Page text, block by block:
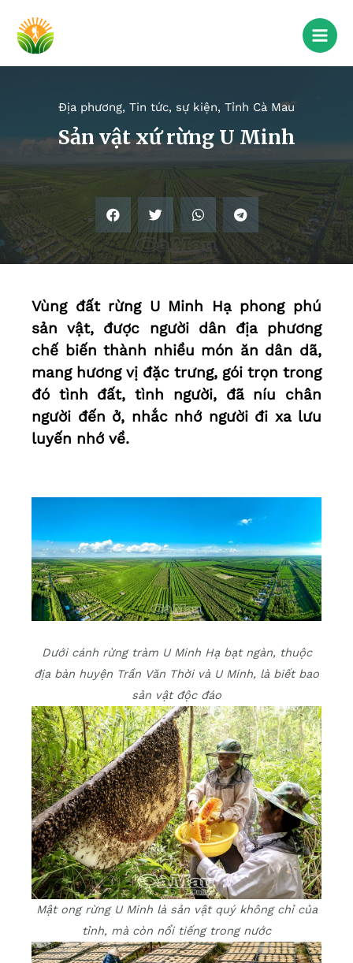
Địa phương, Tin tức, sự kiện, Tỉnh Cà Mau
Sản vật xứ rừng U Minh
Vùng đất rừng U Minh Hạ phong phú
sản vật, được người dân địa phương
chế biến thành nhiều món ăn dân dã,
mang hương vị đặc trưng, gói trọn trong
đó tình đất, tình người, đã níu chân
người đến ở, nhắc nhớ người đi xa lưu
luyến nhớ về.
Dưới cánh rừng tràm U Minh Hạ bạt ngàn, thuộc
địa bàn huyện Trần Văn Thời và U Minh, là biết bao
sản vật độc đáo
Mật ong rừng U Minh là sản vật quý không chỉ của
tỉnh, mà còn nổi tiếng trong nước